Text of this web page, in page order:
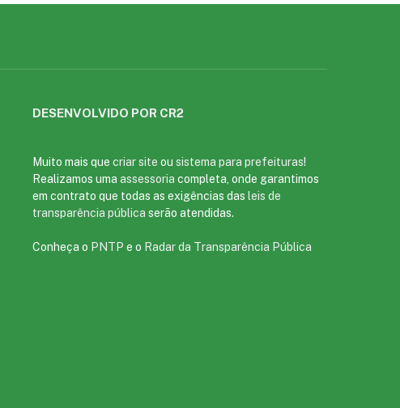
DESENVOLVIDO POR CR2
Muito mais que criar site ou sistema para prefeituras!
Realizamos uma assessoria completa, onde garantimos
em contrato que todas as exigências das leis de
transparência pública serão atendidas.
Conheça o PNTP e o Radar da Transparência Pública